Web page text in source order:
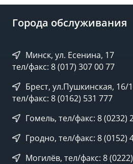
Города обслуживания
Минск, ул. Есенина, 17
тел/факс: 8 (017) 307 00 77
Брест, ул.Пушкинская, 16/
тел/факс: 8 (0162) 531 777
Гомель, тел/факс: 8 (0232)
Гродно, тел/факс: 8 (0152)
Могилёв, тел/факс: 8